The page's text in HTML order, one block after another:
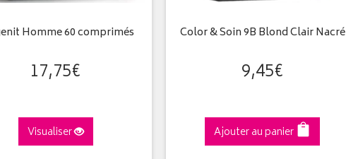
Homme 60 comprimés
17,75€
Visualiser
Color & Soin 9B Blond Clair Nacré
9,45€
Ajouter au panier